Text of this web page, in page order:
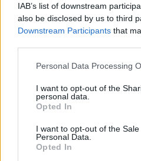
IAB’s list of downstream
also be disclosed by us to third
Downstream Participants that
Personal Data Processing
I want to opt-out of the
personal data.
Opted In
I want to opt-out of the
Personal Data.
Opted In